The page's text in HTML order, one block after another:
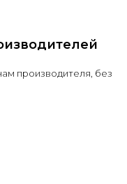
производителя, без